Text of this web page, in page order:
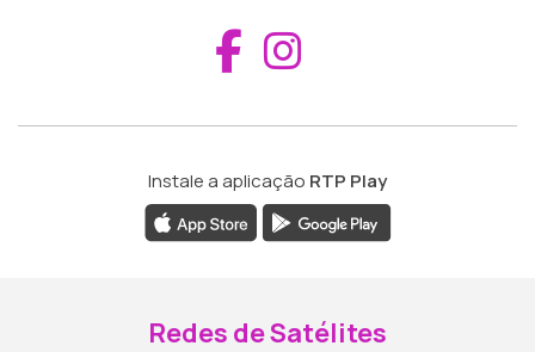
Aceder ao
Instale a aplicação RTP Play
Redes de Satélites